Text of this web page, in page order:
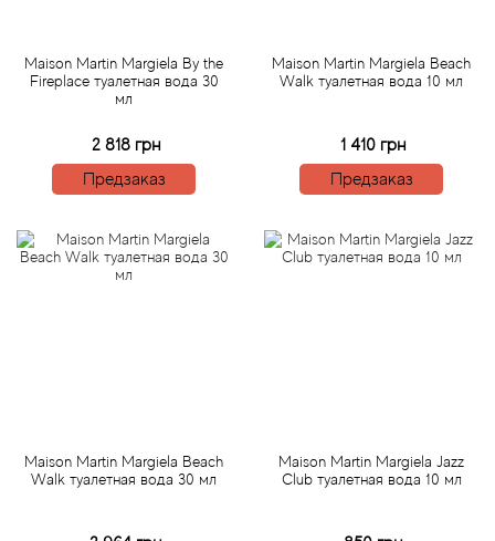
Maison Martin Margiela By the
Fireplace туалетная вода 30
мл
2 818 грн
Предзаказ
Maison Martin Margiela Beach
Walk туалетная вода 10 мл
1 410 грн
Предзаказ
Maison Martin Margiela Beach
Walk туалетная вода 30 мл
Maison Martin Margiela Jazz
Club туалетная вода 10 мл
Aquolina
Arabiyat
Aramis
Ariana Grande